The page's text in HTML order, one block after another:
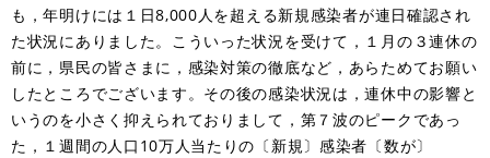
も，年明けには１日8,000人を超える新規感染者が連日確認され
た状況にありました。こういった状況を受けて，１月の３連休の
前に，県民の皆さまに，感染対策の徹底など，あらためてお願い
したところでございます。その後の感染状況は，連休中の影響と
いうのを小さく抑えられておりまして，第７波のピークであっ
た，１週間の人口10万人当たりの〔新規〕感染者〔数が〕